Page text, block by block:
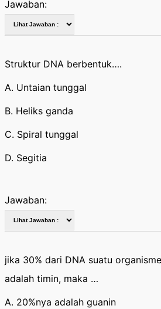
Jawaban:
Struktur DNA berbentuk….
A. Untaian tunggal
B. Heliks ganda
C. Spiral tunggal
D. Segitia
Jawaban:
jika 30% dari DNA suatu
adalah timin, maka …
A. 20%nya adalah guanin